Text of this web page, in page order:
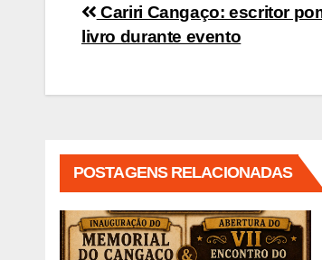
Navegação
de
Post
Cariri Cangaço: escritor
livro durante evento
POSTAGENS RELACIONADAS